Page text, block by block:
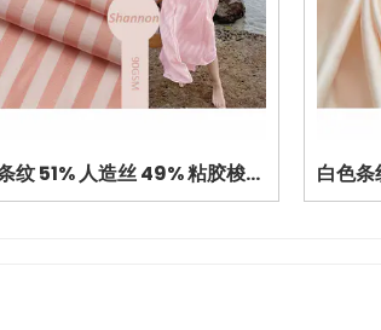
粉色条纹 51% 人造丝 49% 粘胶梭织府绸丝滑手感形状条纹印花面料